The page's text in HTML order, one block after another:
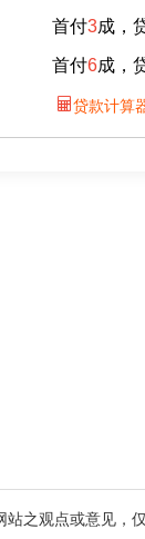
首付3成，
首付6成，
 贷款计算
之观点或意见，